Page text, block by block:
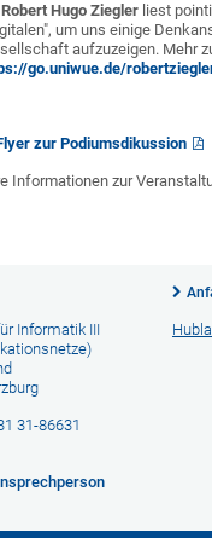
Robert Hugo Ziegler liest
um uns einige
aufzuzeigen. Mehr
go.uniwue.de/
zur Podiumsdikussion
Informationen zur
Informatik III
31-86631